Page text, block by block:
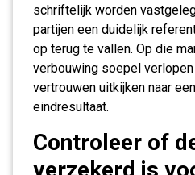
schriftelijk worden
partijen een duidelijk
op terug te vallen. Op die
verbouwing soepel
vertrouwen uitkijken naar
eindresultaat.
Controleer of
verzekerd is